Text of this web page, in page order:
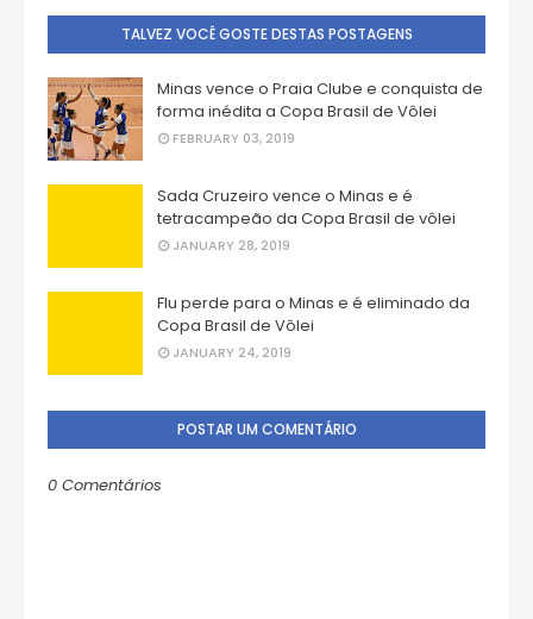
TALVEZ VOCÊ GOSTE DESTAS POSTAGENS
Minas vence o Praia Clube e conquista de
forma inédita a Copa Brasil de Vôlei
FEBRUARY 03, 2019
Sada Cruzeiro vence o Minas e é
tetracampeão da Copa Brasil de vôlei
JANUARY 28, 2019
Flu perde para o Minas e é eliminado da
Copa Brasil de Vôlei
JANUARY 24, 2019
POSTAR UM COMENTÁRIO
0 Comentários